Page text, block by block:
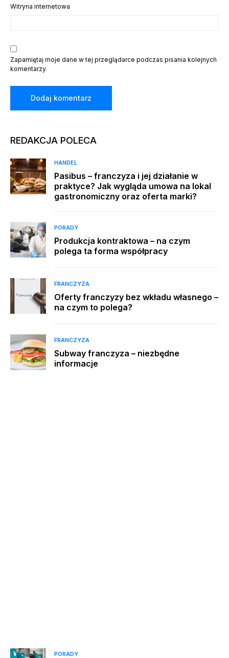
Witryna internetowa
Zapamiętaj moje dane w tej przeglądarce podczas pisania kolejnych
komentarzy.
REDAKCJA POLECA
HANDEL
Pasibus – franczyza i jej działanie w
praktyce? Jak wygląda umowa na lokal
gastronomiczny oraz oferta marki?
PORADY
Produkcja kontraktowa – na czym
polega ta forma współpracy
FRANCZYZA
Oferty franczyzy bez wkładu własnego –
na czym to polega?
FRANCZYZA
Subway franczyza – niezbędne
informacje
PORADY